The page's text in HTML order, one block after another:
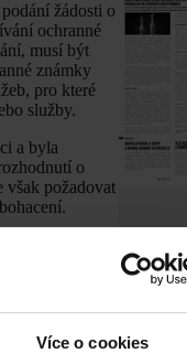
Více o cookies
žádosti o
ochranné
musí být
známky
pro které
služby.
a byla
o
však požadovat